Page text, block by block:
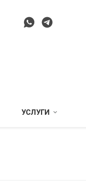
УСЛУГИ